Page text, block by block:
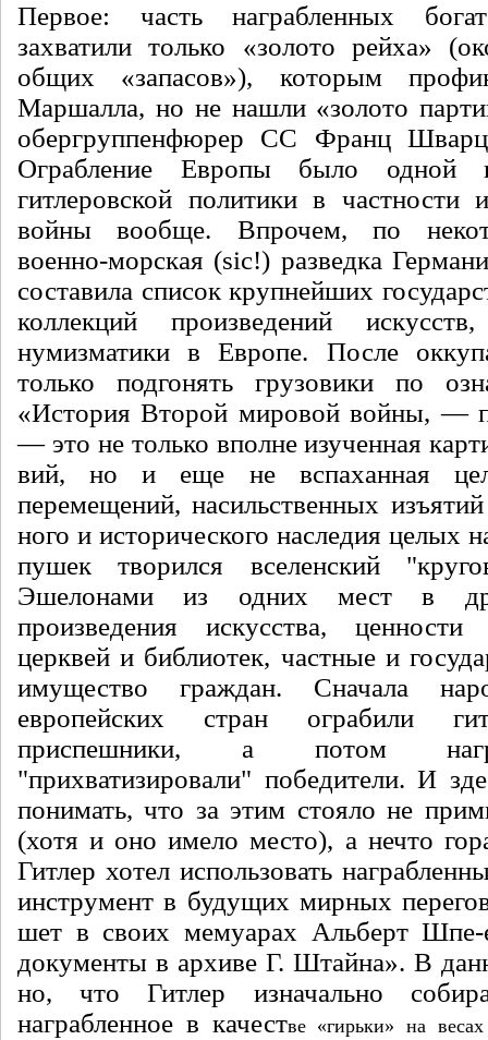
Первое: часть награбленных
захватили только «золото рейха»
общих «запасов»), которым
Маршалла, но не нашли «золото
обергруппенфюрер СС Франц
Ограбление Европы было одной
гитлеровской политики в
войны вообще. Впрочем, по
военно-морская (sic!) разведка
составила спи­сок крупнейших
коллекций произведений
нумизмати­ки в Европе. После
только подгонять грузовики по
«История Второй мировой войны, —
— это не только вполне изученная
вий, но и еще не вспаханная
перемещений, насиль­ственных
ного и исторического наследия целых
пушек творился вселенский
Эшелонами из одних мест в
произведения искусства,
церквей и библиотек, частные и
имущество граждан. Сна­чала
европей­ских стран ограбили
приспешники, а потом
"прихватизировали" победите­ли. И
понимать, что за этим стояло не
(хотя и оно имело место), а нечто
Гитлер хотел использовать
инструмент в будущих мирных
шет в своих мемуарах Альберт
документы в архиве Г. Штайна». В
но, что Гитлер изначально
награбленное в качест­ве «гирьки» на